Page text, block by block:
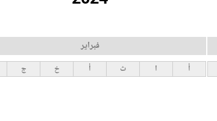
فبراير
أ ا ث أ خ ج